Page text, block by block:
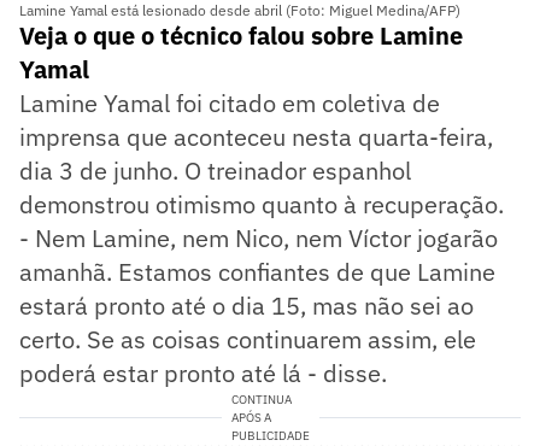
Lamine Yamal está lesionado desde abril (Foto: Miguel Medina/AFP)
Veja o que o técnico falou sobre Lamine
Yamal
Lamine Yamal foi citado em coletiva de
imprensa que aconteceu nesta quarta-feira,
dia 3 de junho. O treinador espanhol
demonstrou otimismo quanto à recuperação.
- Nem Lamine, nem Nico, nem Víctor jogarão
amanhã. Estamos confiantes de que Lamine
estará pronto até o dia 15, mas não sei ao
certo. Se as coisas continuarem assim, ele
poderá estar pronto até lá - disse.
CONTINUA
APÓS A
PUBLICIDADE